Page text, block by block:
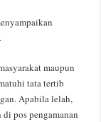
maupun
tata tertib
Apabila lelah,
pos pengamanan